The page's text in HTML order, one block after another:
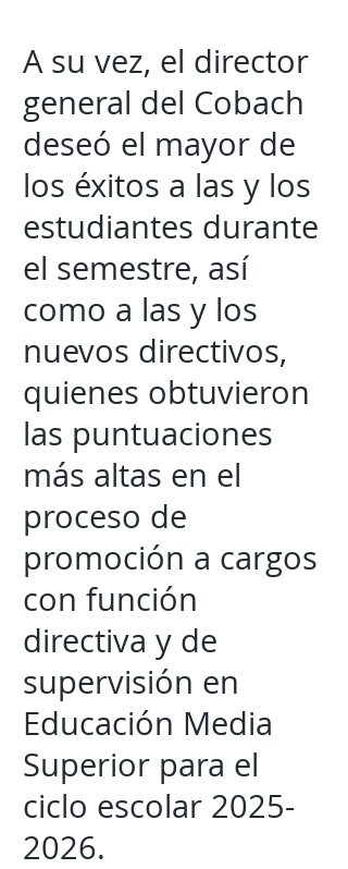
A su vez, el director
general del Cobach
deseó el mayor de
los éxitos a las y los
estudiantes durante
el semestre, así
como a las y los
nuevos directivos,
quienes obtuvieron
las puntuaciones
más altas en el
proceso de
promoción a cargos
con función
directiva y de
supervisión en
Educación Media
Superior para el
ciclo escolar 2025-
2026.